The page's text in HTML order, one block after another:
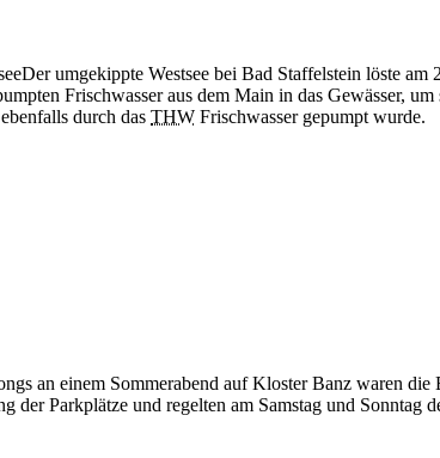
Der umgekippte Westsee bei Bad Staffelstein löste am
Frischwasser aus dem Main in das Gewässer, um
durch das THW Frischwasser gepumpt wurde.
an einem Sommerabend auf Kloster Banz waren die
Parkplätze und regelten am Samstag und Sonntag